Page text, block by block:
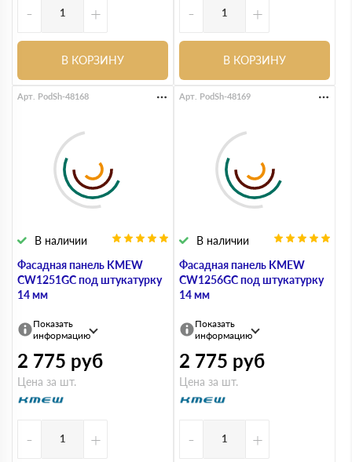
- +
В КОРЗИНУ
- +
В КОРЗИНУ
Фасадная панель KMEW
CW1251GC под штукатурку
14 мм
В наличии
Арт. PodSh-48168
Показать
информацию
2 775 руб
Цена за шт.
- +
Фасадная панель KMEW
CW1256GC под штукатурку
14 мм
В наличии
Арт. PodSh-48169
Показать
информацию
2 775 руб
Цена за шт.
- +